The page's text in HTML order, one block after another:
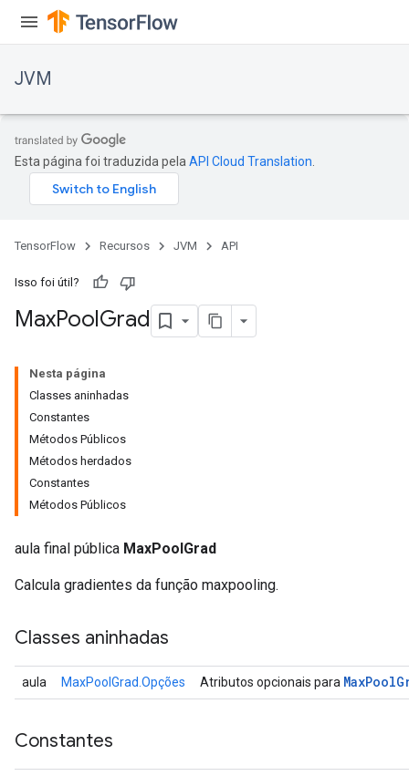
JVM
Esta página foi traduzida pela API Cloud Translation
TensorFlow Recursos JVM API
Isso foi útil?
MaxPoolGrad
Nesta página
Classes aninhadas
Constantes
Métodos Públicos
Métodos herdados
Constantes
Métodos Públicos
aula final pública MaxPoolGrad
Calcula gradientes da função maxpooling.
Classes aninhadas
aula MaxPoolGrad.Opções Atributos opcionais para MaxPool
Constantes